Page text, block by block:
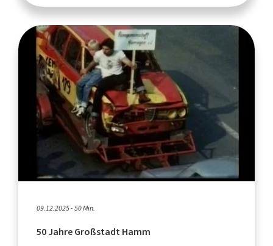
09.12.2025 - 50 Min.
50 Jahre Großstadt Hamm